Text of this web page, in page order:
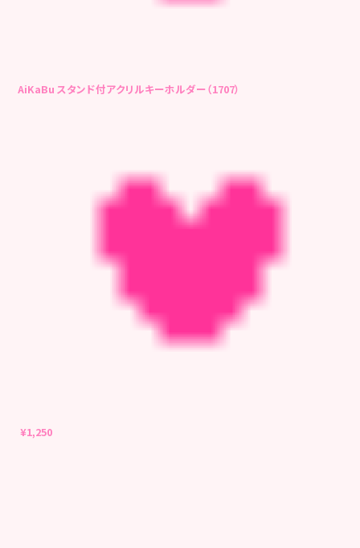
AiKaBu スタンド付アクリルキーホルダー（1707）
¥1,250